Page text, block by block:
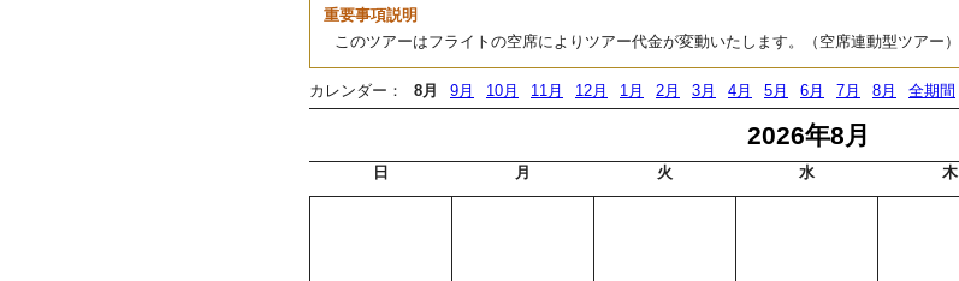
重要事項説明
このツアーはフライトの空席によりツアー代金が変動いたします。（空席連動型ツアー）
カレンダー： 8月 9月 10月 11月 12月 1月 2月 3月 4月 5月 6月 7月 8月 全期間
2026年8月
日 月 火 水 木